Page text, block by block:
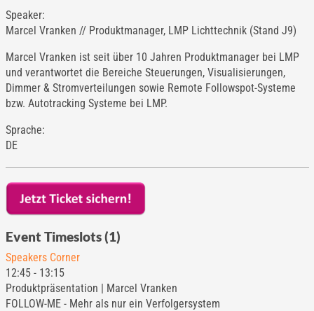
Speaker:
Marcel Vranken // Produktmanager, LMP Lichttechnik (Stand J9)
Marcel Vranken ist seit über 10 Jahren Produktmanager bei LMP
und verantwortet die Bereiche Steuerungen, Visualisierungen,
Dimmer & Stromverteilungen sowie Remote Followspot-Systeme
bzw. Autotracking Systeme bei LMP.
Sprache:
DE
Event Timeslots (1)
Speakers Corner
12:45- 13:15
Produktpräsentation | Marcel Vranken
FOLLOW-ME - Mehr als nur ein Verfolgersystem